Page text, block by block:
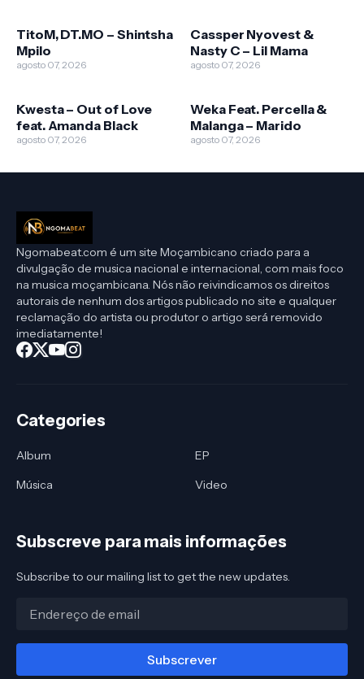
TitoM, DT.MO – Shintsha
Mpilo
agosto 07, 2026
Cassper Nyovest &
Nasty C – Lil Mama
agosto 07, 2026
Kwesta – Out of Love
feat. Amanda Black
agosto 07, 2026
Weka Feat. Percella &
Malanga – Marido
agosto 07, 2026
Ngomabeat.com é um site Moçambicano criado para a
divulgação de musica nacional e internacional, com mais foco
na musica moçambicana. Nós não reivindicamos os direitos
autorais de nenhum dos artigos publicado no site e qualquer
reclamação do artista ou produtor o artigo será removido
imediatamente!
Categories
Album
EP
Música
Video
Subscreve para mais informações
Subscribe to our mailing list to get the new updates.